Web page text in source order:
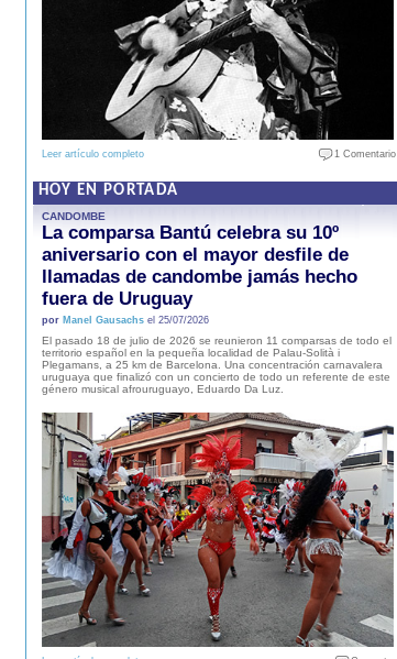
Leer artículo completo 1 Comentario
HOY EN PORTADA
CANDOMBE
La comparsa Bantú celebra su 10º
aniversario con el mayor desfile de
llamadas de candombe jamás hecho
fuera de Uruguay
por Manel Gausachsel 25/07/2026
El pasado 18 de julio de 2026 se reunieron 11 comparsas de todo el
territorio español en la pequeña localidad de Palau-Solità i
Plegamans, a 25 km de Barcelona. Una concentración carnavalera
uruguaya que finalizó con un concierto de todo un referente de este
género musical afrouruguayo, Eduardo Da Luz.